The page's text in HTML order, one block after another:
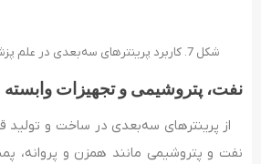
شکل 7. کاربرد پرینترهای سه‌بعدی در علم پزشکی و دندان‌پزشکی [9]
نفت، پتروشیمی و تجهیزات وابسته
از پرینترهای سه‌بعدی در ساخت و تولید
نفت و پتروشیمی مانند همزن و پروانه،